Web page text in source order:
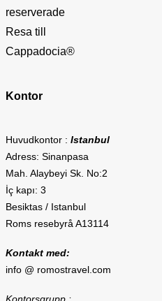
reserverade
Resa till
Cappadocia®
Kontor
Huvudkontor : Istanbul
Adress: Sinanpasa
Mah. Alaybeyi Sk. No:2
İç kapı: 3
Besiktas / Istanbul
Roms resebyrå A13114
Kontakt med:
info @ romostravel.com